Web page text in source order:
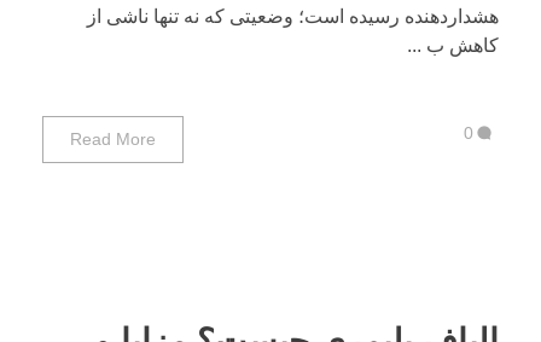
هشداردهنده رسیده است؛ وضعیتی که نه تنها ناشی از
کاهش ب ...
Read More 0